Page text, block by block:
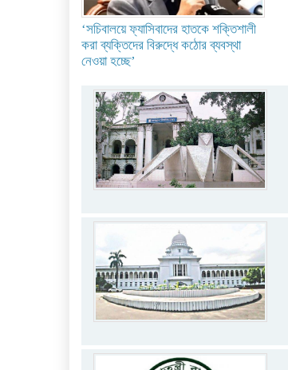
‘সচিবালয়ে ফ্যাসিবাদের হাতকে শক্তিশালী
করা ব্যক্তিদের বিরুদ্ধে কঠোর ব্যবস্থা
নেওয়া হচ্ছে’